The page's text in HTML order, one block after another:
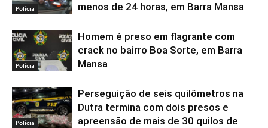
Polícia
menos de 24 horas, em Barra Mansa
Polícia
Homem é preso em flagrante com
crack no bairro Boa Sorte, em Barra
Mansa
Polícia
Perseguição de seis quilômetros na
Dutra termina com dois presos e
apreensão de mais de 30 quilos de